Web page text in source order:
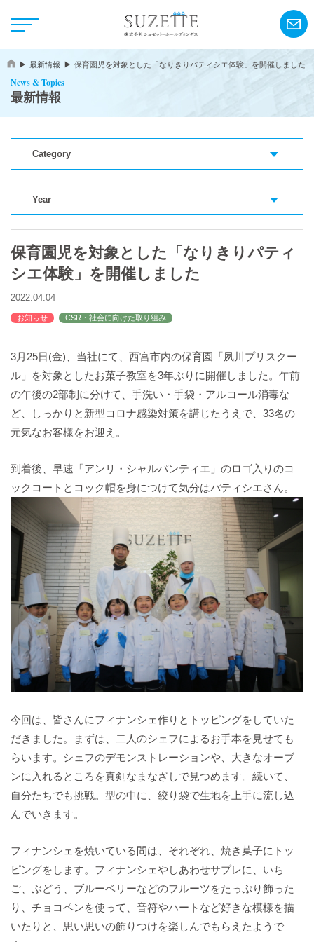
NEWS
アンリ・シャルパンティエ
シーキューブ
カサネオ
バックハウスイリエ
English
サイトマップ
最新情報 保育園児を対象とした「なりきりパティシエ体験」を開催しました
News & Topics
最新情報
Category
Year
保育園児を対象とした「なりきりパティ
シエ体験」を開催しました
2022.04.04
お知らせ CSR・社会に向けた取り組み
3月25日(金)、当社にて、西宮市内の保育園「夙川プリスクー
ル」を対象としたお菓子教室を3年ぶりに開催しました。午前
の午後の2部制に分けて、手洗い・手袋・アルコール消毒な
ど、しっかりと新型コロナ感染対策を講じたうえで、33名の
元気なお客様をお迎え。
到着後、早速「アンリ・シャルパンティエ」のロゴ入りのコ
ックコートとコック帽を身につけて気分はパティシエさん。
今回は、皆さんにフィナンシェ作りとトッピングをしていた
だきました。まずは、二人のシェフによるお手本を見せても
らいます。シェフのデモンストレーションや、大きなオーブ
ンに入れるところを真剣なまなざしで見つめます。続いて、
自分たちでも挑戦。型の中に、絞り袋で生地を上手に流し込
んでいきます。
フィナンシェを焼いている間は、それぞれ、焼き菓子にトッ
ピングをします。フィナンシェやしあわせサブレに、いち
ご、ぶどう、ブルーベリーなどのフルーツをたっぷり飾った
り、チョコペンを使って、音符やハートなど好きな模様を描
いたりと、思い思いの飾りつけを楽しんでもらえたようで